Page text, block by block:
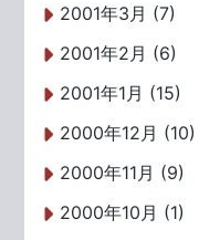
2001年3月 (7)
2001年2月 (6)
2001年1月 (15)
2000年12月 (10)
2000年11月 (9)
2000年10月 (1)